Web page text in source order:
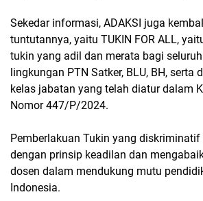
Sekedar informasi, ADAKSI juga
tuntutannya, yaitu TUKIN FOR ALL,
tukin yang adil dan merata bagi
lingkungan PTN Satker, BLU, BH, serta
kelas jabatan yang telah diatur dalam
Nomor 447/P/2024.
Pemberlakuan Tukin yang diskriminatif
dengan prinsip keadilan dan
dosen dalam mendukung mutu
Indonesia.